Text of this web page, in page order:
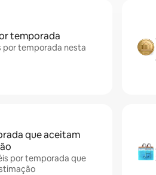
temporada
por temporada nesta
que aceitam
por temporada que